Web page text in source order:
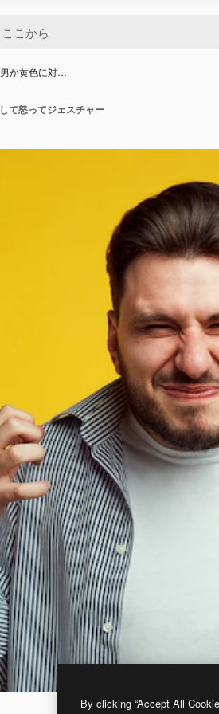
が黄色に対…
て怒ってジェスチャー
By clicking “Accept All